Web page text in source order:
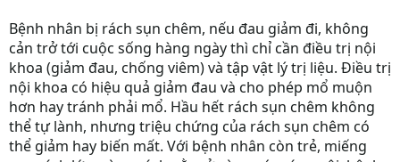
Bệnh nhân bị rách sụn chêm, nếu đau giảm đi, không
cản trở tới cuộc sống hàng ngày thì chỉ cần điều trị nội
khoa (giảm đau, chống viêm) và tập vật lý trị liệu. Điều trị
nội khoa có hiệu quả giảm đau và cho phép mổ muộn
hơn hay tránh phải mổ. Hầu hết rách sụn chêm không
thể tự lành, nhưng triệu chứng của rách sụn chêm có
thể giảm hay biến mất. Với bệnh nhân còn trẻ, miếng